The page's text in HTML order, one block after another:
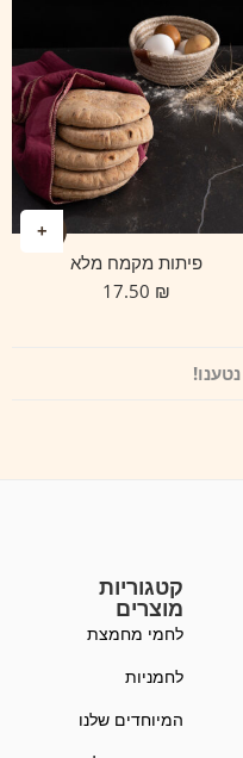
פיתות מקמח מלא
₪
קטגוריות
מוצרים
לחמי מחמצת
לחמניות
המיוחדים שלנו